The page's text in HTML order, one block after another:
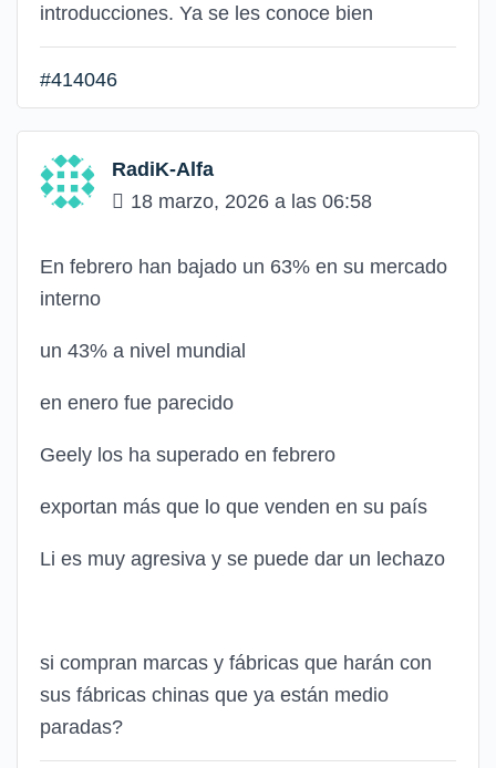
introducciones. Ya se les conoce bien
#414046
RadiK-Alfa
18 marzo, 2026 a las 06:58
En febrero han bajado un 63% en su mercado
interno
un 43% a nivel mundial
en enero fue parecido
Geely los ha superado en febrero
exportan más que lo que venden en su país
Li es muy agresiva y se puede dar un lechazo
si compran marcas y fábricas que harán con
sus fábricas chinas que ya están medio
paradas?